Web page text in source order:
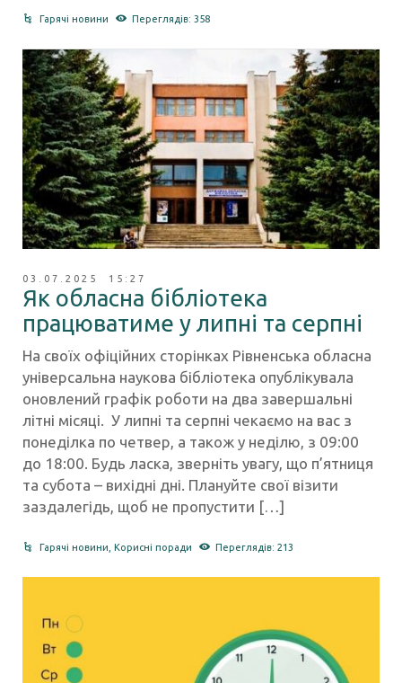
Гарячі новини Переглядів: 358
03.07.2025 15:27
Як обласна бібліотека
працюватиме у липні та серпні
На своїх офіційних сторінках Рівненська обласна
універсальна наукова бібліотека опублікувала
оновлений графік роботи на два завершальні
літні місяці. У липні та серпні чекаємо на вас з
понеділка по четвер, а також у неділю, з 09:00
до 18:00. Будь ласка, зверніть увагу, що п’ятниця
та субота – вихідні дні. Плануйте свої візити
заздалегідь, щоб не пропустити […]
Гарячі новини ,Корисні поради Переглядів: 213